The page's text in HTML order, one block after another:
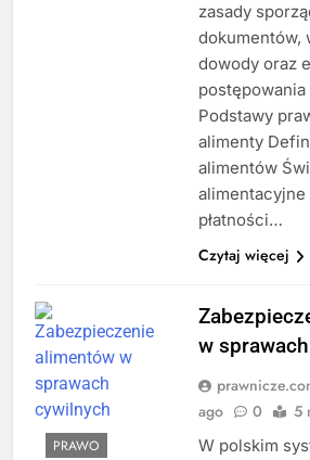
zasady
dokumentów,
dowody oraz
Podstawy
alimenty
alimentów
płatności…
Czytaj więcej
PRAWO
w
ago
0 5
W polskim